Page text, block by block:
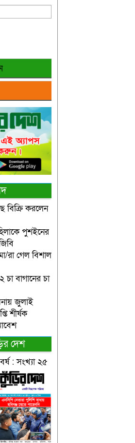
বিক্রি করলেন
পুশইনের
রা গেল বিশাল
চা বাগানের চা
জুলাই
শীর্ষক
দেশ
: সংখ্যা ২৫